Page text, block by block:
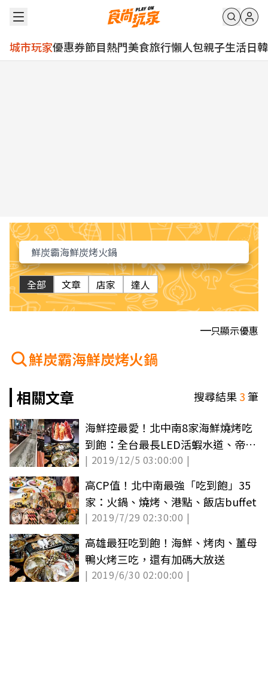
城市玩家優惠券節目熱門美食旅行懶人包親子生活日韓
全部 文章 店家 達人
只顯示優惠
鮮炭霸海鮮炭烤火鍋
相關文章
搜尋結果3筆
海鮮控最愛！北中南8家海鮮燒烤吃
到飽：全台最長LED活蝦水道、帝王
蟹無限吃
| 2019/12/5 03:00:00 |
高CP值！北中南最強「吃到飽」35
家：火鍋、燒烤、港點、飯店buffet
| 2019/7/29 02:30:00 |
高雄最狂吃到飽！海鮮、烤肉、薑母
鴨火烤三吃，還有加碼大放送
| 2019/6/30 02:00:00 |